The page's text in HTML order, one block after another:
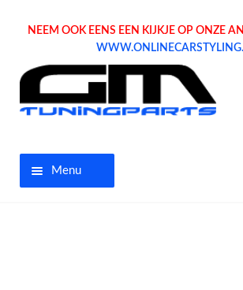
NEEM OOK EENS EEN KIJKJE OP ONZE
Menu